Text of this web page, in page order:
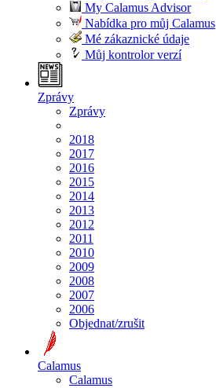
My Calamus Advisor
Nabídka pro můj Calamus
Mé zákaznické údaje
Můj kontrolor verzí
Zprávy
Zprávy
2018
2017
2016
2015
2014
2013
2012
2011
2010
2009
2008
2007
2006
Objednat/zrušit
Calamus
Calamus